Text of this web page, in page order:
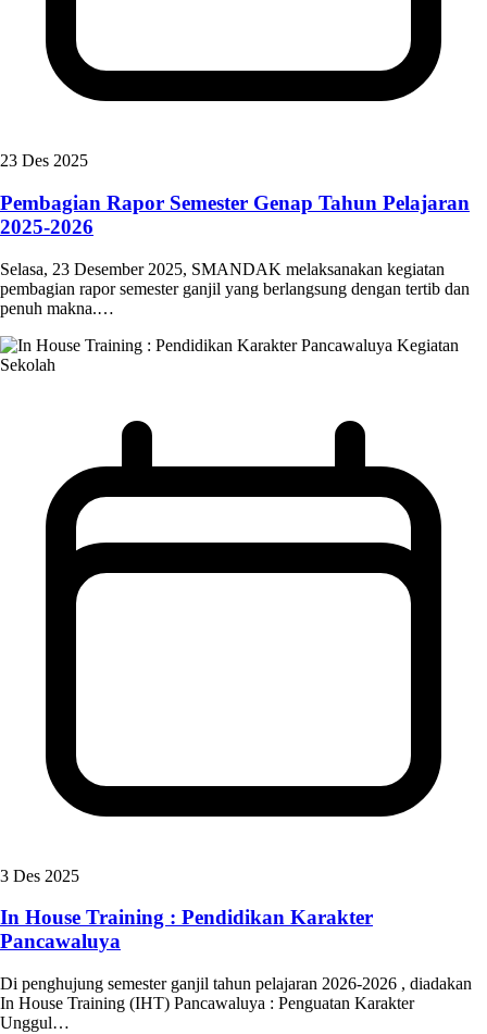
23 Des 2025
Pembagian Rapor Semester Genap Tahun Pelajaran
2025-2026
Selasa, 23 Desember 2025, SMANDAK melaksanakan kegiatan
pembagian rapor semester ganjil yang berlangsung dengan tertib dan
penuh makna.…
Kegiatan
Sekolah
3 Des 2025
In House Training : Pendidikan Karakter
Pancawaluya
Di penghujung semester ganjil tahun pelajaran 2026-2026 , diadakan
In House Training (IHT) Pancawaluya : Penguatan Karakter
Unggul…